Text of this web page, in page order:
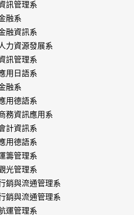
訊管理系
融系
融資訊系
力資源發展系
訊管理系
用日語系
融系
用德語系
務資訊應用系
計資訊系
用德語系
籌管理系
光管理系
銷與流通管理系
銷與流通管理系
運管理系